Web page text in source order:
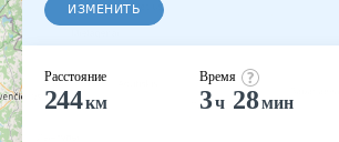
ИЗМЕНИТЬ
Расстояние
244км
Время
3ч 28мин